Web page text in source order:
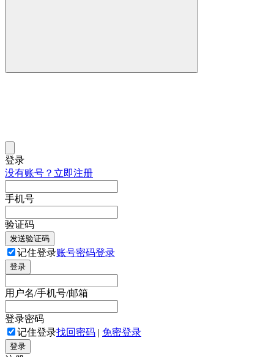
登录
没有账号？立即注册
手机号
验证码
发送验证码
记住登录账号密码登录
登录
用户名/手机号/邮箱
登录密码
记住登录找回密码 | 免密登录
登录